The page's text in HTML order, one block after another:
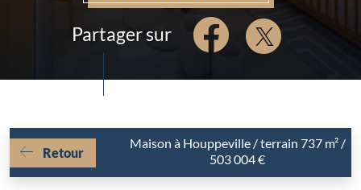
Partager sur
Retour
Maison à Houppeville / terrain 737 m² /
503 004 €